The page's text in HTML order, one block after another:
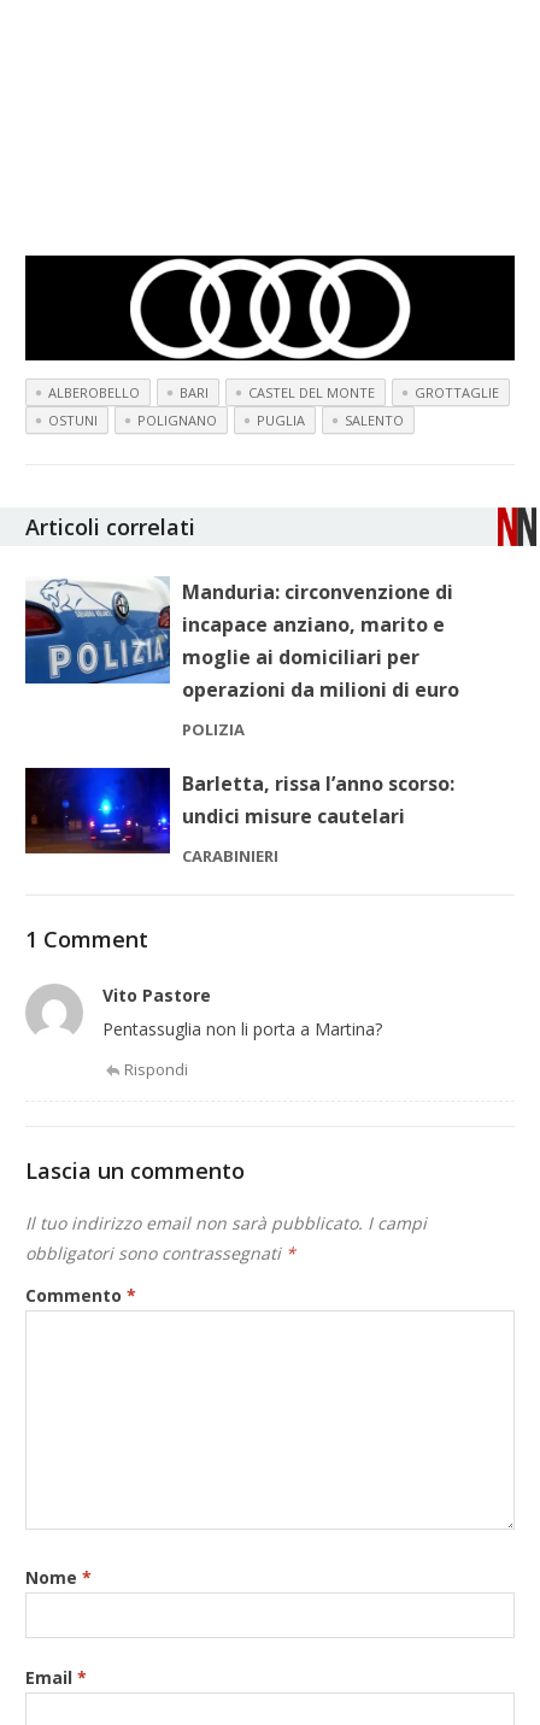
ALBEROBELLO BARI CASTEL DEL MONTE
GROTTAGLIE
OSTUNI
POLIGNANO PUGLIA SALENTO
Articoli correlati
Manduria: circonvenzione di
incapace anziano, marito e
moglie ai domiciliari per
operazioni da milioni di euro
POLIZIA
Barletta, rissa l’anno scorso:
undici misure cautelari
CARABINIERI
1 Comment
Vito Pastore
Pentassuglia non li porta a Martina?
Rispondi
Lascia un commento
Il tuo indirizzo email non sarà pubblicato. I campi
obbligatori sono contrassegnati *
Commento*
Nome*
Email*